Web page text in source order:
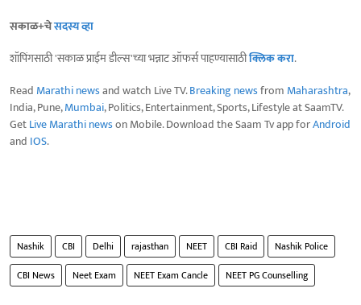
सकाळ+चेसदस्य व्हा
शॉपिंगसाठी 'सकाळ प्राईम डील्स'च्या भन्नाट ऑफर्स पाहण्यासाठीक्लिक करा.
Read Marathi newsand watch Live TV.Breaking newsfrom Maharashtra,
India, Pune,Mumbai, Politics, Entertainment, Sports, Lifestyle at SaamTV.
GetLive Marathi newson Mobile. Download the Saam Tv app forAndroid
and IOS.
Nashik CBI Delhi rajasthan NEET CBI Raid
Nashik Police
CBI News
Neet Exam NEET Exam Cancle NEET PG Counselling